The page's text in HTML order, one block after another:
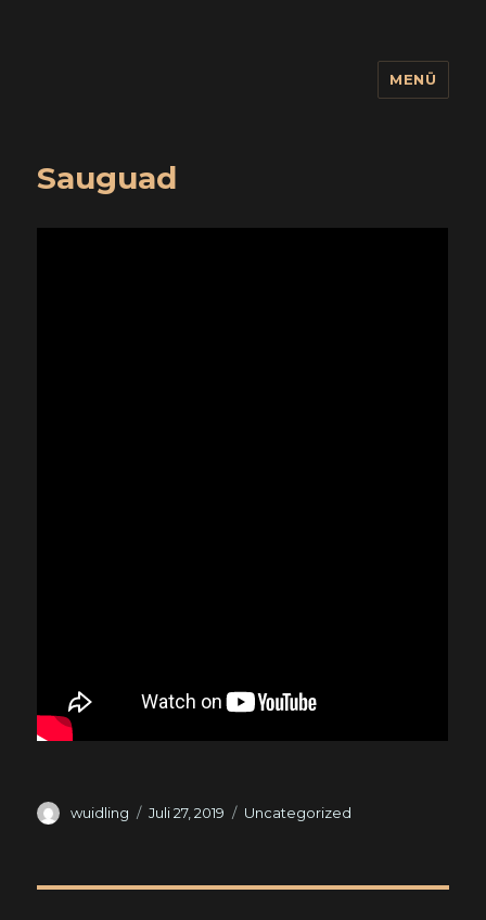
MENÜ
Sauguad
Autor
wuidling
Veröffentlicht
Juli 27, 2019 Kategorien
Uncategorized